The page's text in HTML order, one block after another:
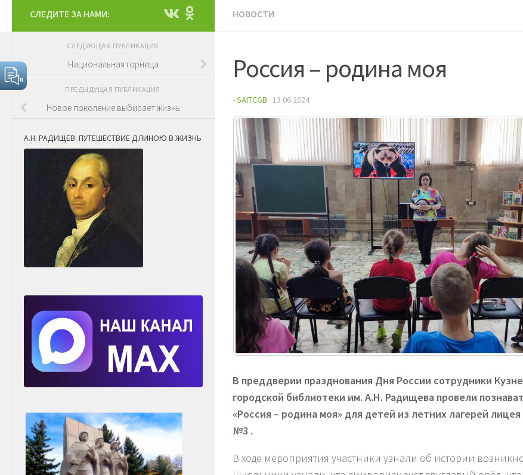
НОВОСТИ
Россия – родина моя
-SAITCGB · 13.06.2024
В преддверии празднования Дня России сотрудники
городской библиотеки им. А.Н. Радищева провели
«Россия – родина моя» для детей из летних лагерей
№3 .
В ходе мероприятия участники узнали об истории
СЛЕДИТЕ ЗА НАМИ:
СЛЕДУЮЩАЯ ПУБЛИКАЦИЯ
Национальная горница
ПРЕДЫДУЩАЯ ПУБЛИКАЦИЯ
Новое поколение выбирает жизнь
А.Н. РАДИЩЕВ: ПУТЕШЕСТВИЕ ДЛИНОЮ В ЖИЗНЬ